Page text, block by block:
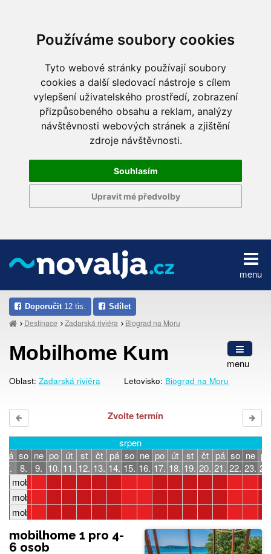
Používáme soubory cookies
Tyto webové stránky používají soubory
cookies a další sledovací nástroje s cílem
vylepšení uživatelského prostředí, zobrazení
přizpůsobeného obsahu a reklam, analýzy
návštěvnosti webových stránek a zjištění
zdroje návštěvnosti.
Souhlasím
Upravit mé předvolby
menu
Doporučit 12 tis. Sdílet
Destinace Zadarská riviéra Biograd na Moru
menu
Mobilhome Kum
Oblast: Zadarská riviéra Letovisko: Biograd na Moru
Zvolte termín
srpen
pá so ne po út st čt pá so ne po út st čt pá so ne po
7.
8. 9. 10. 11. 12. 13. 14. 15. 16. 17. 18. 19. 20. 21. 22. 23. 24.
mobilhome 1, 4-6 os., 2 lož.
mobilhome 2, 4-6 os., 2 lož.
mobilhome 3, 4-6 os., 2 lož.
mobilhome 1 pro 4-
6 osob